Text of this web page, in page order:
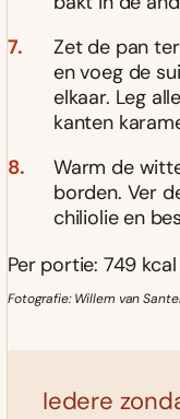
Zet de pan
en voeg de
elkaar. Leg
kanten
Warm de
borden. Ver
chiliolie en
Per portie: 749
Fotografie: Willem van
Iedere